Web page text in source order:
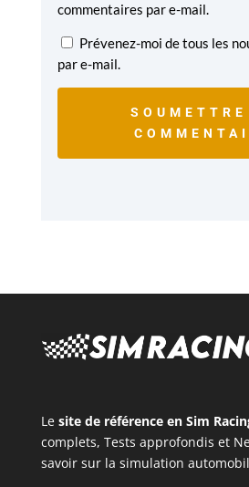
commentaires par e-mail.
Prévenez-moi de tous les
par e-mail.
SOUMETTRE
Le site de référence en Sim
complets, Tests approfondis et
savoir sur la simulation